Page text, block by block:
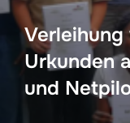
Urkunden
und